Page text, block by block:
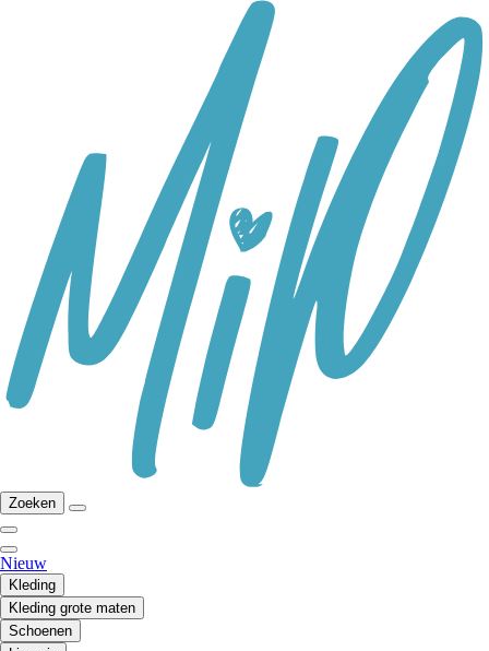
Zoeken
Nieuw
Kleding
Kleding grote maten
Schoenen